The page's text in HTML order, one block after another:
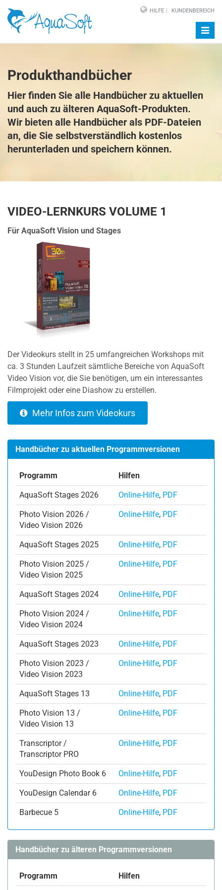
HILFE KUNDENBEREICH
auf-/
Produkthandbücher
Hier finden Sie alle Handbücher zu aktuellen
und auch zu älteren AquaSoft-Produkten.
Wir bieten alle Handbücher als PDF-Dateien
an, die Sie selbstverständlich kostenlos
herunterladen und speichern können.
VIDEO-LERNKURS VOLUME 1
Für AquaSoft Vision und Stages
Der Videokurs stellt in 25 umfangreichen Workshops mit
ca. 3 Stunden Laufzeit sämtliche Bereiche von AquaSoft
Video Vision vor, die Sie benötigen, um ein interessantes
Filmprojekt oder eine Diashow zu erstellen.
Mehr Infos zum Videokurs
Handbücher zu aktuellen Programmversionen
Programm Hilfen
AquaSoft Stages 2026 Online-Hilfe, PDF
Photo Vision 2026 /
Video Vision 2026
Online-Hilfe, PDF
AquaSoft Stages 2025 Online-Hilfe, PDF
Photo Vision 2025 /
Video Vision 2025
Online-Hilfe, PDF
AquaSoft Stages 2024 Online-Hilfe, PDF
Photo Vision 2024 /
Video Vision 2024
Online-Hilfe, PDF
AquaSoft Stages 2023 Online-Hilfe, PDF
Photo Vision 2023 /
Video Vision 2023
Online-Hilfe, PDF
AquaSoft Stages 13 Online-Hilfe, PDF
Photo Vision 13 /
Video Vision 13
Online-Hilfe, PDF
Transcriptor /
Transcriptor PRO
Online-Hilfe, PDF
YouDesign Photo Book 6 Online-Hilfe, PDF
YouDesign Calendar 6 Online-Hilfe, PDF
Barbecue 5 Online-Hilfe, PDF
Handbücher zu älteren Programmversionen
Programm Hilfen